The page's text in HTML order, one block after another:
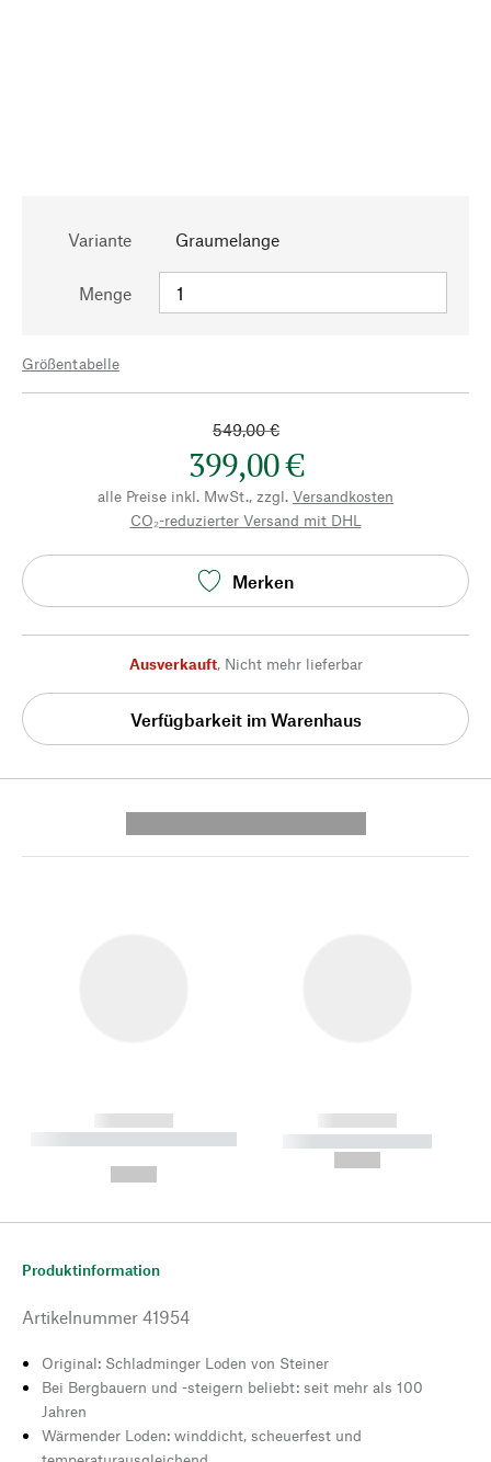
Variante Graumelange
Menge
Größentabelle
549,00 €
399,00 €
alle Preise inkl. MwSt., zzgl. Versandkosten
CO₂-reduzierter Versand mit DHL
Merken
Ausverkauft, Nicht mehr lieferbar
Verfügbarkeit im Warenhaus
------------
----------- ----------- --------
------------
----------- -----------
Produktinformation
Artikelnummer 41954
Original: Schladminger Loden von Steiner
Bei Bergbauern und -steigern beliebt: seit mehr als 100
Jahren
Wärmender Loden: winddicht, scheuerfest und